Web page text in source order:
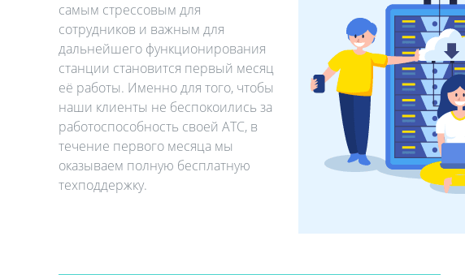
самым стрессовым для
сотрудников и важным для
дальнейшего функционирования
станции становится первый месяц
её работы. Именно для того, чтобы
наши клиенты не беспокоились за
работоспособность своей АТС, в
течение первого месяца мы
оказываем полную бесплатную
техподдержку.